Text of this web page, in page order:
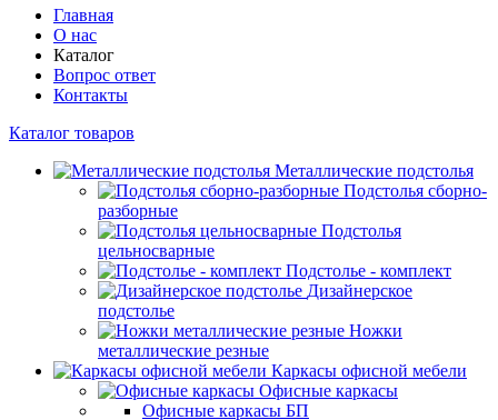
Главная
О нас
Каталог
Вопрос ответ
Контакты
Каталог товаров
Металлические подстолья
Подстолья сборно-
разборные
Подстолья
цельносварные
Подстолье - комплект
Дизайнерское
подстолье
Ножки
металлические резные
Каркасы офисной мебели
Офисные каркасы
Офисные каркасы БП